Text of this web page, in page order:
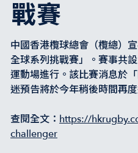
戰賽
中國香港欖球總會（欖總）
全球系列挑戰賽」。賽事共
運動場進行。該比賽消息於
迷預告將於今年稍後時間再
查閱全文： https://
challenger